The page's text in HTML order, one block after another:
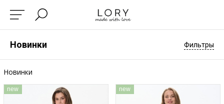
Новинки Фильтры
Новинки
new new